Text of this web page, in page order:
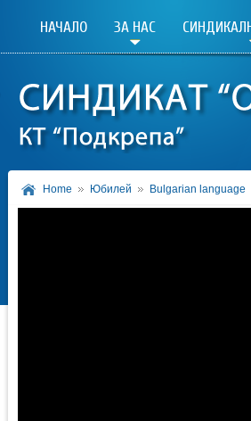
НАЧАЛО ЗА НАС
Home Юбилей Bulgarian language